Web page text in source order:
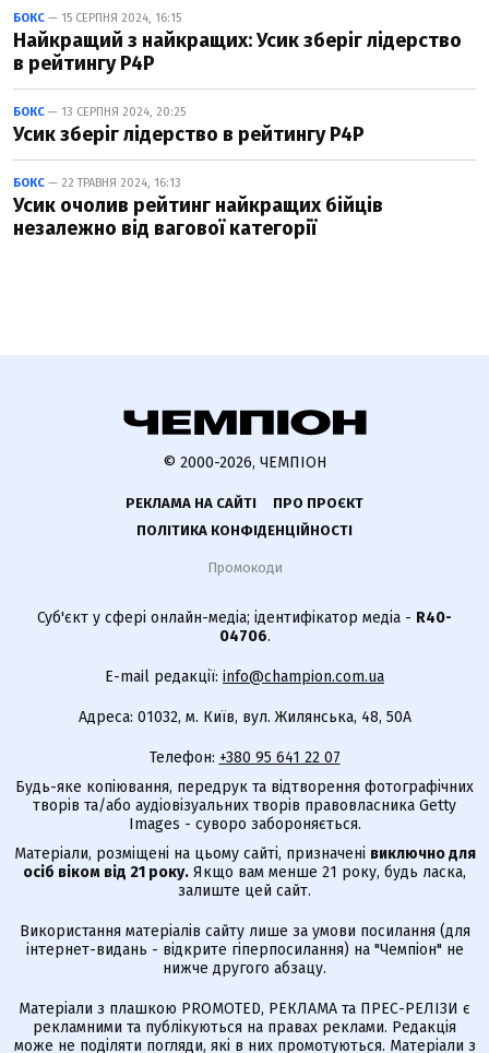
БОКС — 15 СЕРПНЯ 2024, 16:15
Найкращий з найкращих: Усик зберіг лідерство
в рейтингу P4P
БОКС — 13 СЕРПНЯ 2024, 20:25
Усик зберіг лідерство в рейтингу P4P
БОКС — 22 ТРАВНЯ 2024, 16:13
Усик очолив рейтинг найкращих бійців
незалежно від вагової категорії
© 2000-2026, ЧЕМПІОН
РЕКЛАМА НА САЙТІ
ПРО ПРОЄКТ
ПОЛІТИКА КОНФІДЕНЦІЙНОСТІ
Промокоди
Суб'єкт у сфері онлайн-медіа; ідентифікатор медіа - R40-
04706.
E-mail редакції: info@champion.com.ua
Адреса: 01032, м. Київ, вул. Жилянська, 48, 50А
Телефон: +380 95 641 22 07
Будь-яке копіювання, передрук та відтворення фотографічних
творів та/або аудіовізуальних творів правовласника Getty
Images - суворо забороняється.
Матеріали, розміщені на цьому сайті, призначені виключно для
осіб віком від 21 року. Якщо вам менше 21 року, будь ласка,
залиште цей сайт.
Використання матеріалів сайту лише за умови посилання (для
інтернет-видань - відкрите гіперпосилання) на "Чемпіон" не
нижче другого абзацу.
Матеріали з плашкою PROMOTED, РЕКЛАМА та ПРЕС-РЕЛІЗИ є
рекламними та публікуються на правах реклами. Редакція
може не поділяти погляди, які в них промотуються. Матеріали з